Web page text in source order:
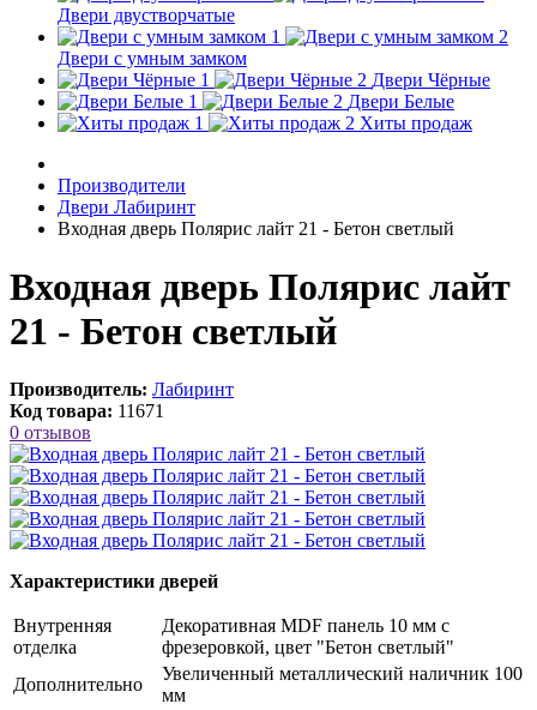
Двери двустворчатые
Двери с умным замком
Двери Чёрные
Двери Белые
Хиты продаж
Производители
Двери Лабиринт
Входная дверь Полярис лайт 21 - Бетон светлый
Входная дверь Полярис лайт
21 - Бетон светлый
Производитель: Лабиринт
Код товара: 11671
0 отзывов
Характеристики дверей
Внутренняя
отделка
Декоративная MDF панель 10 мм с
фрезеровкой, цвет "Бетон светлый"
Дополнительно
Увеличенный металлический наличник 100
мм